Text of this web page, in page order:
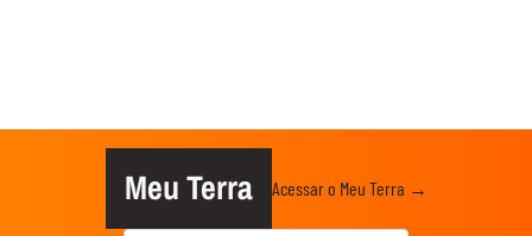
Meu Terra Acessar o Meu Terra →